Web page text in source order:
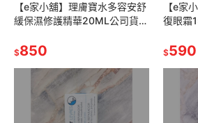
【e家小舖】理膚寶水多容安舒
緩保濕修護精華20ML公司貨
$850
【e家
復眼霜
$590